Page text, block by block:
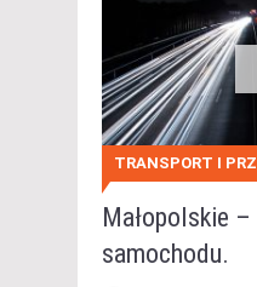
TRANSPORT I
Małopolskie
samochodu.